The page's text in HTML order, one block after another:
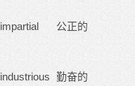
impartial 公正的
industrious 勤奋的